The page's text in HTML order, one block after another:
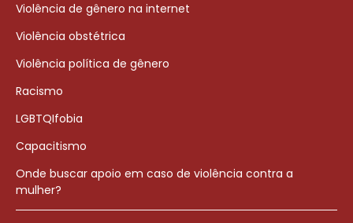
Violência de gênero na internet
Violência obstétrica
Violência política de gênero
Racismo
LGBTQIfobia
Capacitismo
Onde buscar apoio em caso de violência contra a
mulher?